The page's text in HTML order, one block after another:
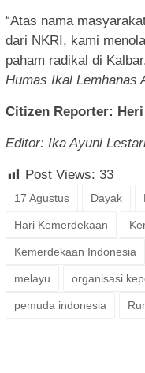
“Atas nama
dari NKRI, kami
paham radikal di
Humas Ikal Lemhanas
Citizen Reporter: Heri
Editor: Ika Ayuni
Post Views: 33
17 Agustus Dayak
Hari Kemerdekaan
Kemerdekaan Indonesia
melayu organisasi
pemuda indonesia